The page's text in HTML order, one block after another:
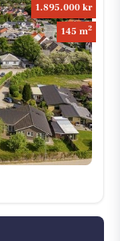
1.895.000 kr
145 m2